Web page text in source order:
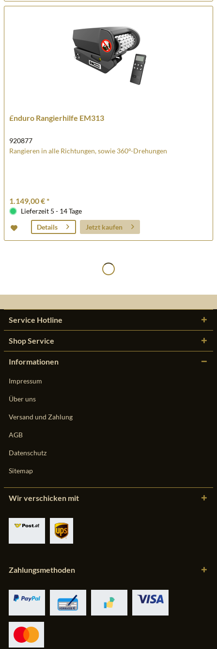
Enduro Rangierhilfe EM313
920877
Rangieren in alle Richtungen, sowie 360°-Drehungen
1.149,00 € *
Lieferzeit 5 - 14 Tage
Details
Jetzt kaufen
Service Hotline
Shop Service
Informationen
Impressum
Über uns
Versand und Zahlung
AGB
Datenschutz
Sitemap
Wir verschicken mit
Zahlungsmethoden